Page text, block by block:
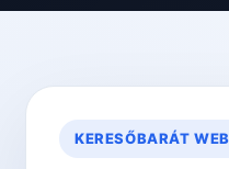
KERESŐBARÁT